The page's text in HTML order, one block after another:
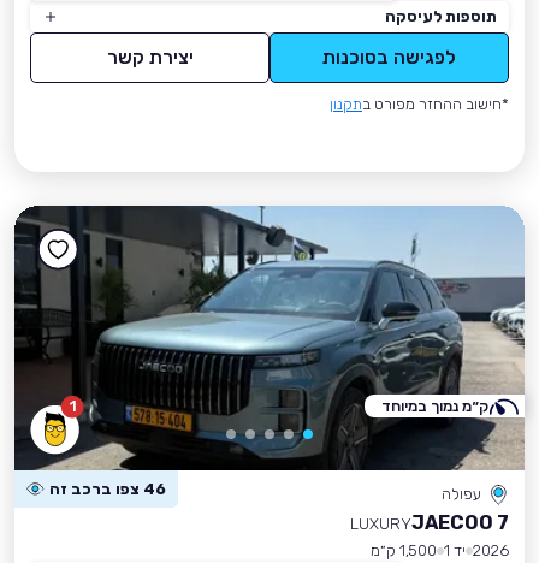
תוספות לעיסקה
לפגישה בסוכנות יצירת קשר
*חישוב ההחזר מפורט בתקנון
1
עפולה 46 צפו ברכב זה
JAECOO 7
LUXURY
2026 יד 1
1,500 ק״מ
ק״מ נמוך במיוחד